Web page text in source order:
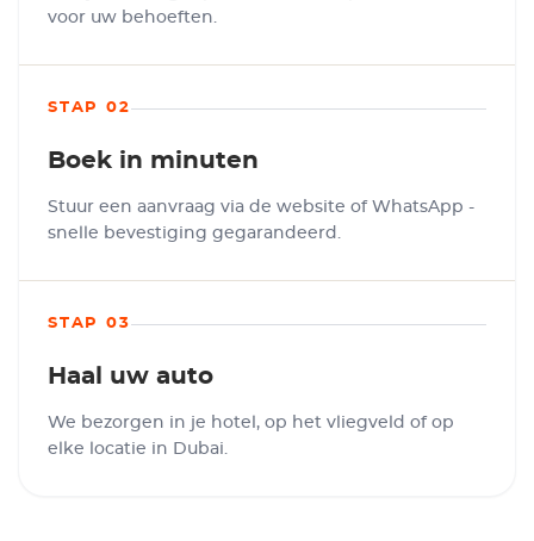
voor uw behoeften.
STAP 02
Boek in minuten
Stuur een aanvraag via de website of WhatsApp -
snelle bevestiging gegarandeerd.
STAP 03
Haal uw auto
We bezorgen in je hotel, op het vliegveld of op
elke locatie in Dubai.